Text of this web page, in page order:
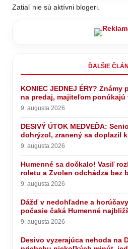
Zatiaľ nie sú aktívni blogeri.
ĎALŠIE
KONIEC JEDNEJ ÉRY?
na predaj, majiteľom
9. augusta 2026
DESIVÝ ÚTOK MEDVEĎA:
dohrýzol, zranený sa doplazil
9. augusta 2026
Humenné sa dočkalo! Vasiľ
roletu a Zvolen odchádza bez
9. augusta 2026
Dážď v nedohľadne a
počasie čaká Humenné
9. augusta 2026
Desivo vyzerajúca nehoda na